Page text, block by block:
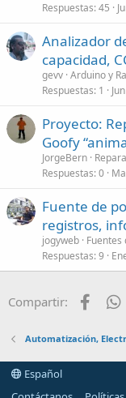
Respuestas 45
Analizador
capacidad,
gevv Arduino y
Respuestas 1
Proyecto:
Goofy
JorgeBern
Respuestas 0
Fuente de
registros,
jogyweb
Respuestas 9
Compartir:
Automatización,
Español